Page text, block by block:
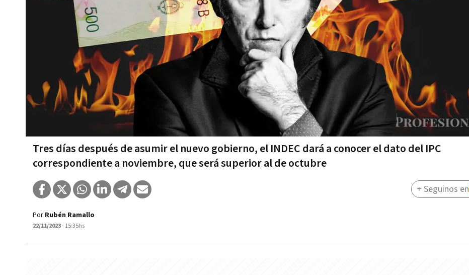
Tres días después de asumir el nuevo gobierno, el INDEC dará a conocer el dato del IPC
correspondiente a noviembre, que será superior al de octubre
Por Rubén Ramallo
22/11/2023- 15:35hs
+ Seguinos en